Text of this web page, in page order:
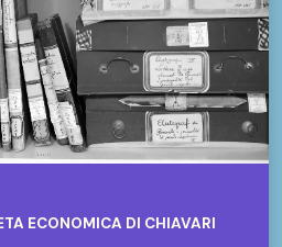
ECONOMICA DI CHIAVARI